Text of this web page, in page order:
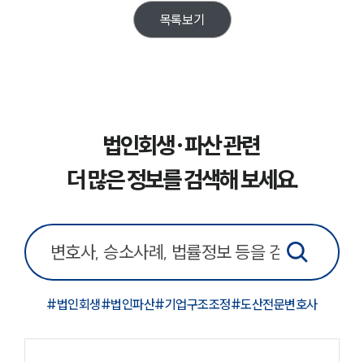
세미나
목록보기
법인회생·파산 관련
더 많은 정보를 검색해 보세요.
#법인회생#법인파산#기업구조조정#도산전문변호사